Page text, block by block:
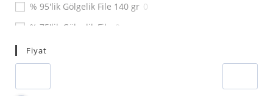
% 95'lik Gölgelik File 140 gr 0
% 75'lik Gölgelik File
0
% 55'lik Gölgelik File
Ebatlı Çadır Branda
Fiyat